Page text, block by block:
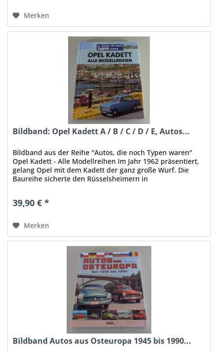
Merken
Bildband: Opel Kadett A / B / C / D / E, Autos...
Bildband aus der Reihe "Autos, die noch Typen waren"
Opel Kadett - Alle Modellreihen Im Jahr 1962 präsentiert,
gelang Opel mit dem Kadett der ganz große Wurf. Die
Baureihe sicherte den Rüsselsheimern in
39,90 € *
Merken
Bildband Autos aus Osteuropa 1945 bis 1990...